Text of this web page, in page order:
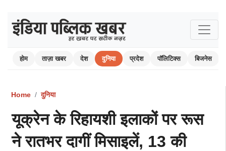
होम ताज़ा खबर देश दुनिया प्रदेश पॉलिटिक्स बिजनेस
Home दुनिया
यूक्रेन के रिहायशी इलाकों पर रूस
ने रातभर दागीं मिसाइलें, 13 की